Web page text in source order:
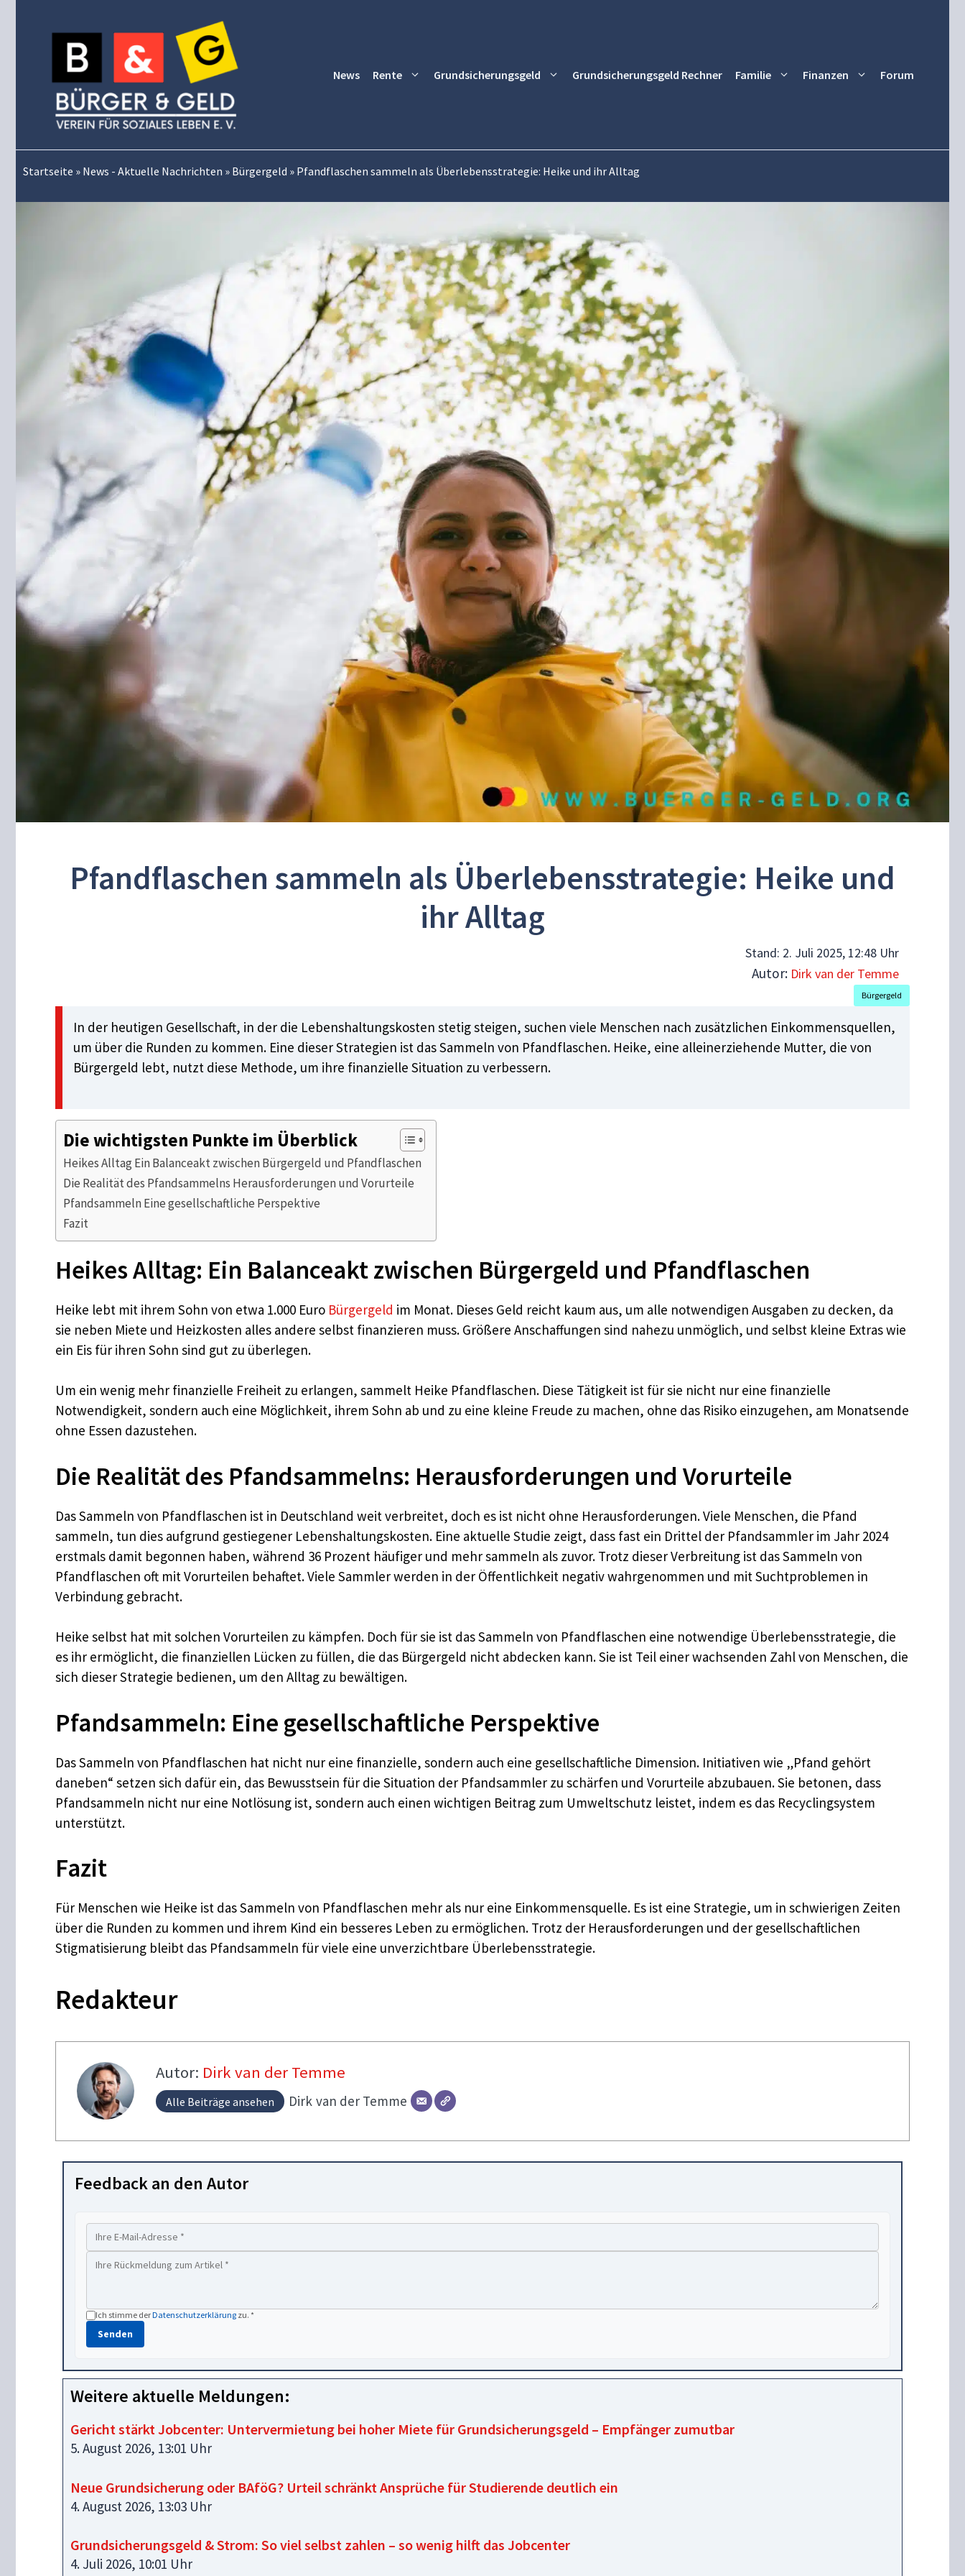
News Rente Grundsicherungsgeld Grundsicherungsgeld Rechner Familie Finanzen Forum
Startseite » News - Aktuelle Nachrichten » Bürgergeld » Pfandflaschen sammeln als Überlebensstrategie: Heike und ihr Alltag
Pfandflaschen sammeln als Überlebensstrategie: Heike und
ihr Alltag
Stand: 2. Juli 2025, 12:48 Uhr
Autor: Dirk van der Temme
Bürgergeld
In der heutigen Gesellschaft, in der die Lebenshaltungskosten stetig steigen, suchen viele Menschen nach zusätzlichen Einkommensquellen,
um über die Runden zu kommen. Eine dieser Strategien ist das Sammeln von Pfandflaschen. Heike, eine alleinerziehende Mutter, die von
Bürgergeld lebt, nutzt diese Methode, um ihre finanzielle Situation zu verbessern.
Die wichtigsten Punkte im Überblick
Heikes Alltag Ein Balanceakt zwischen Bürgergeld und Pfandflaschen
Die Realität des Pfandsammelns Herausforderungen und Vorurteile
Pfandsammeln Eine gesellschaftliche Perspektive
Fazit
Heikes Alltag: Ein Balanceakt zwischen Bürgergeld und Pfandflaschen
Heike lebt mit ihrem Sohn von etwa 1.000 Euro Bürgergeld im Monat. Dieses Geld reicht kaum aus, um alle notwendigen Ausgaben zu decken, da
sie neben Miete und Heizkosten alles andere selbst finanzieren muss. Größere Anschaffungen sind nahezu unmöglich, und selbst kleine Extras wie
ein Eis für ihren Sohn sind gut zu überlegen.
Um ein wenig mehr finanzielle Freiheit zu erlangen, sammelt Heike Pfandflaschen. Diese Tätigkeit ist für sie nicht nur eine finanzielle
Notwendigkeit, sondern auch eine Möglichkeit, ihrem Sohn ab und zu eine kleine Freude zu machen, ohne das Risiko einzugehen, am Monatsende
ohne Essen dazustehen.
Die Realität des Pfandsammelns: Herausforderungen und Vorurteile
Das Sammeln von Pfandflaschen ist in Deutschland weit verbreitet, doch es ist nicht ohne Herausforderungen. Viele Menschen, die Pfand
sammeln, tun dies aufgrund gestiegener Lebenshaltungskosten. Eine aktuelle Studie zeigt, dass fast ein Drittel der Pfandsammler im Jahr 2024
erstmals damit begonnen haben, während 36 Prozent häufiger und mehr sammeln als zuvor. Trotz dieser Verbreitung ist das Sammeln von
Pfandflaschen oft mit Vorurteilen behaftet. Viele Sammler werden in der Öffentlichkeit negativ wahrgenommen und mit Suchtproblemen in
Verbindung gebracht.
Heike selbst hat mit solchen Vorurteilen zu kämpfen. Doch für sie ist das Sammeln von Pfandflaschen eine notwendige Überlebensstrategie, die
es ihr ermöglicht, die finanziellen Lücken zu füllen, die das Bürgergeld nicht abdecken kann. Sie ist Teil einer wachsenden Zahl von Menschen, die
sich dieser Strategie bedienen, um den Alltag zu bewältigen.
Pfandsammeln: Eine gesellschaftliche Perspektive
Das Sammeln von Pfandflaschen hat nicht nur eine finanzielle, sondern auch eine gesellschaftliche Dimension. Initiativen wie „Pfand gehört
daneben“ setzen sich dafür ein, das Bewusstsein für die Situation der Pfandsammler zu schärfen und Vorurteile abzubauen. Sie betonen, dass
Pfandsammeln nicht nur eine Notlösung ist, sondern auch einen wichtigen Beitrag zum Umweltschutz leistet, indem es das Recyclingsystem
unterstützt.
Fazit
Für Menschen wie Heike ist das Sammeln von Pfandflaschen mehr als nur eine Einkommensquelle. Es ist eine Strategie, um in schwierigen Zeiten
über die Runden zu kommen und ihrem Kind ein besseres Leben zu ermöglichen. Trotz der Herausforderungen und der gesellschaftlichen
Stigmatisierung bleibt das Pfandsammeln für viele eine unverzichtbare Überlebensstrategie.
Redakteur
Autor: Dirk van der Temme
Alle Beiträge ansehen Dirk van der Temme
Feedback an den Autor
Ich stimme derDatenschutzerklärung zu. *
Senden
Weitere aktuelle Meldungen:
Gericht stärkt Jobcenter: Untervermietung bei hoher Miete für Grundsicherungsgeld – Empfänger zumutbar
5. August 2026, 13:01 Uhr
Neue Grundsicherung oder BAföG? Urteil schränkt Ansprüche für Studierende deutlich ein
4. August 2026, 13:03 Uhr
Grundsicherungsgeld & Strom: So viel selbst zahlen – so wenig hilft das Jobcenter
4. Juli 2026, 10:01 Uhr